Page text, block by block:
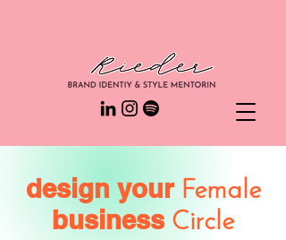
design your Female
business Circle